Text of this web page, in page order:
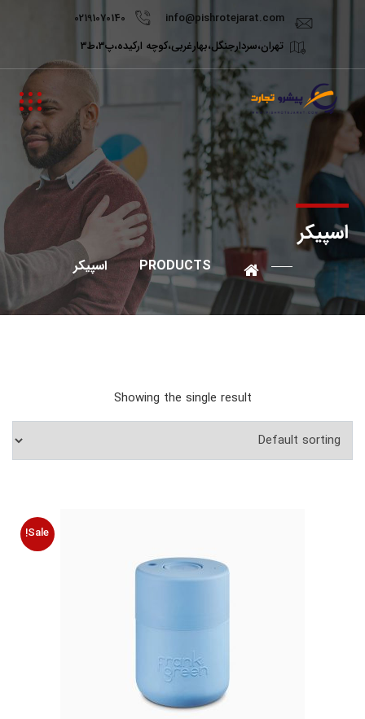
info@pishrotejarat.com
02191070140
تهران،سردارجنگل،بهارغربی،کوچه ارکیده،پ3،ط3
اسپیکر
PRODUCTS اسپیکر
Showing the single result
Sale!